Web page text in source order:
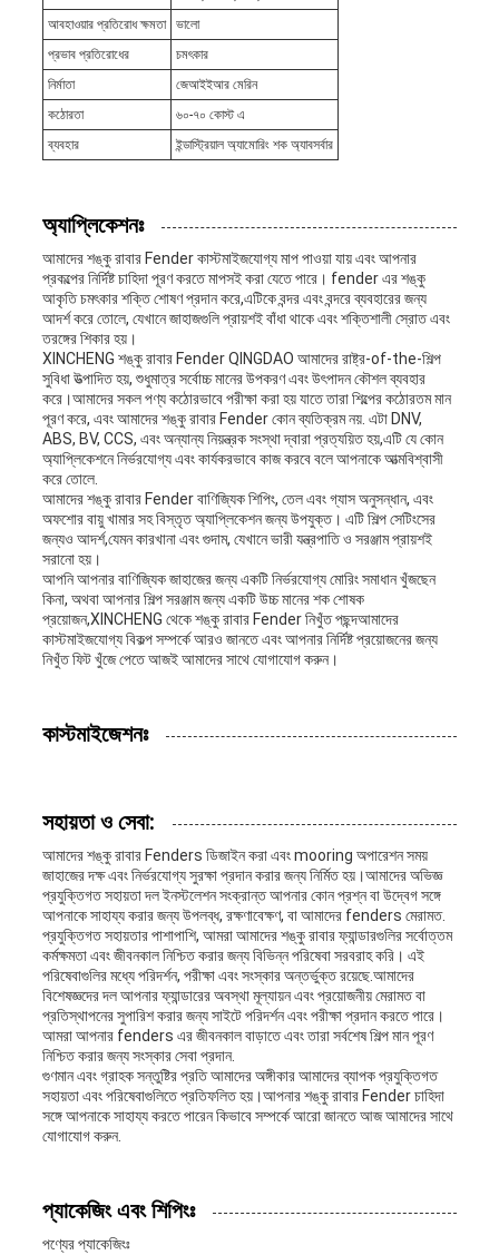
আবহাওয়ার প্রতিরোধ ক্ষমতা
ভালো
প্রভাব প্রতিরোধের
চমৎকার
নির্মাতা
জেআইইআর মেরিন
কঠোরতা
৬০-৭০ কোস্ট এ
ব্যবহার
ইন্ডাস্ট্রিয়াল অ্যামোরিং শক অ্যাবসর্বার
অ্যাপ্লিকেশনঃ
আমাদের শঙ্কু রাবার Fender কাস্টমাইজযোগ্য মাপ পাওয়া যায় এবং আপনার
প্রকল্পের নির্দিষ্ট চাহিদা পূরণ করতে মাপসই করা যেতে পারে। fender এর শঙ্কু
আকৃতি চমৎকার শক্তি শোষণ প্রদান করে,এটিকে বন্দর এবং বন্দরে ব্যবহারের জন্য
আদর্শ করে তোলে, যেখানে জাহাজগুলি প্রায়শই বাঁধা থাকে এবং শক্তিশালী স্রোত এবং
তরঙ্গের শিকার হয়।
XINCHENG শঙ্কু রাবার Fender QINGDAO আমাদের রাষ্ট্র-of-the-শিল্প
সুবিধা উত্পাদিত হয়, শুধুমাত্র সর্বোচ্চ মানের উপকরণ এবং উৎপাদন কৌশল ব্যবহার
করে।আমাদের সকল পণ্য কঠোরভাবে পরীক্ষা করা হয় যাতে তারা শিল্পের কঠোরতম মান
পূরণ করে, এবং আমাদের শঙ্কু রাবার Fender কোন ব্যতিক্রম নয়. এটা DNV,
ABS, BV, CCS, এবং অন্যান্য নিয়ন্ত্রক সংস্থা দ্বারা প্রত্যয়িত হয়,এটি যে কোন
অ্যাপ্লিকেশনে নির্ভরযোগ্য এবং কার্যকরভাবে কাজ করবে বলে আপনাকে আত্মবিশ্বাসী
করে তোলে.
আমাদের শঙ্কু রাবার Fender বাণিজ্যিক শিপিং, তেল এবং গ্যাস অনুসন্ধান, এবং
অফশোর বায়ু খামার সহ বিস্তৃত অ্যাপ্লিকেশন জন্য উপযুক্ত। এটি শিল্প সেটিংসের
জন্যও আদর্শ,যেমন কারখানা এবং গুদাম, যেখানে ভারী যন্ত্রপাতি ও সরঞ্জাম প্রায়শই
সরানো হয়।
আপনি আপনার বাণিজ্যিক জাহাজের জন্য একটি নির্ভরযোগ্য মোরিং সমাধান খুঁজছেন
কিনা, অথবা আপনার শিল্প সরঞ্জাম জন্য একটি উচ্চ মানের শক শোষক
প্রয়োজন,XINCHENG থেকে শঙ্কু রাবার Fender নিখুঁত পছন্দআমাদের
কাস্টমাইজযোগ্য বিকল্প সম্পর্কে আরও জানতে এবং আপনার নির্দিষ্ট প্রয়োজনের জন্য
নিখুঁত ফিট খুঁজে পেতে আজই আমাদের সাথে যোগাযোগ করুন।
কাস্টমাইজেশনঃ
সহায়তা ও সেবা:
আমাদের শঙ্কু রাবার Fenders ডিজাইন করা এবং mooring অপারেশন সময়
জাহাজের দক্ষ এবং নির্ভরযোগ্য সুরক্ষা প্রদান করার জন্য নির্মিত হয়।আমাদের অভিজ্ঞ
প্রযুক্তিগত সহায়তা দল ইনস্টলেশন সংক্রান্ত আপনার কোন প্রশ্ন বা উদ্বেগ সঙ্গে
আপনাকে সাহায্য করার জন্য উপলব্ধ, রক্ষণাবেক্ষণ, বা আমাদের fenders মেরামত.
প্রযুক্তিগত সহায়তার পাশাপাশি, আমরা আমাদের শঙ্কু রাবার ফ্যান্ডারগুলির সর্বোত্তম
কর্মক্ষমতা এবং জীবনকাল নিশ্চিত করার জন্য বিভিন্ন পরিষেবা সরবরাহ করি। এই
পরিষেবাগুলির মধ্যে পরিদর্শন, পরীক্ষা এবং সংস্কার অন্তর্ভুক্ত রয়েছে.আমাদের
বিশেষজ্ঞদের দল আপনার ফ্যান্ডারের অবস্থা মূল্যায়ন এবং প্রয়োজনীয় মেরামত বা
প্রতিস্থাপনের সুপারিশ করার জন্য সাইটে পরিদর্শন এবং পরীক্ষা প্রদান করতে পারে।
আমরা আপনার fenders এর জীবনকাল বাড়াতে এবং তারা সর্বশেষ শিল্প মান পূরণ
নিশ্চিত করার জন্য সংস্কার সেবা প্রদান.
গুণমান এবং গ্রাহক সন্তুষ্টির প্রতি আমাদের অঙ্গীকার আমাদের ব্যাপক প্রযুক্তিগত
সহায়তা এবং পরিষেবাগুলিতে প্রতিফলিত হয়।আপনার শঙ্কু রাবার Fender চাহিদা
সঙ্গে আপনাকে সাহায্য করতে পারেন কিভাবে সম্পর্কে আরো জানতে আজ আমাদের সাথে
যোগাযোগ করুন.
প্যাকেজিং এবং শিপিংঃ
পণ্যের প্যাকেজিংঃ